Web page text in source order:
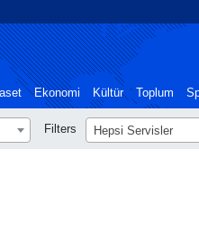
Ekonomi Kültür Toplum
Filters Hepsi Servisler